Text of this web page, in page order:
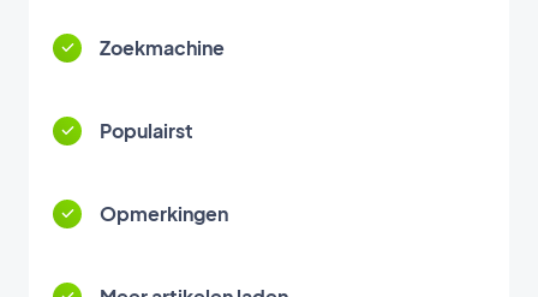
Zoekmachine
Populairst
Opmerkingen